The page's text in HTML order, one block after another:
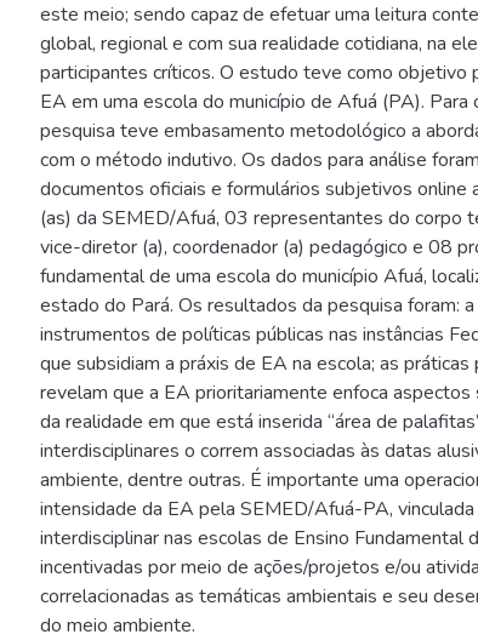
este meio; sendo capaz de efetuar uma leitura
global, regional e com sua realidade cotidiana, na
participantes críticos. O estudo teve como objetivo
EA em uma escola do município de Afuá (PA).
pesquisa teve embasamento metodológico a
com o método indutivo. Os dados para análise
documentos oficiais e formulários subjetivos online
(as) da SEMED/Afuá, 03 representantes do corpo
vice-diretor (a), coordenador (a) pedagógico e 08
fundamental de uma escola do município Afuá,
estado do Pará. Os resultados da pesquisa foram:
instrumentos de políticas públicas nas instâncias
que subsidiam a práxis de EA na escola; as
revelam que a EA prioritariamente enfoca aspectos
da realidade em que está inserida “área de
interdisciplinares o correm associadas às datas
ambiente, dentre outras. É importante uma
intensidade da EA pela SEMED/Afuá-PA,
interdisciplinar nas escolas de Ensino Fundamental
incentivadas por meio de ações/projetos e/ou
correlacionadas as temáticas ambientais e seu
do meio ambiente.